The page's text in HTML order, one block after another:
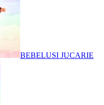
BEBELUSI JUCARIE